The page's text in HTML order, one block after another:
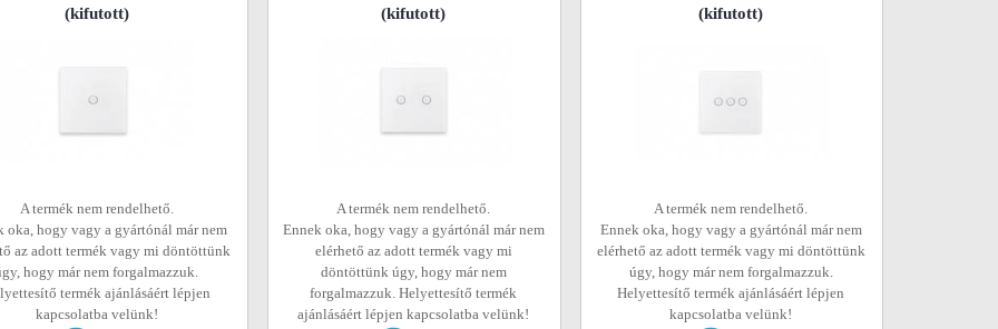
(kifutott)
A termék nem rendelhető.
oka, hogy vagy a gyártónál már nem
az adott termék vagy mi döntöttünk
hogy már nem forgalmazzuk.
termék ajánlásáért lépjen
kapcsolatba velünk!
(kifutott)
A termék nem rendelhető.
Ennek oka, hogy vagy a gyártónál már nem
elérhető az adott termék vagy mi
döntöttünk úgy, hogy már nem
forgalmazzuk. Helyettesítő termék
ajánlásáért lépjen kapcsolatba velünk!
(kifutott)
A termék nem rendelhető.
Ennek oka, hogy vagy a gyártónál már nem
elérhető az adott termék vagy mi döntöttünk
úgy, hogy már nem forgalmazzuk.
Helyettesítő termék ajánlásáért lépjen
kapcsolatba velünk!